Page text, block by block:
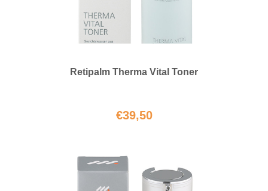
Retipalm Therma Vital Toner
€39,50